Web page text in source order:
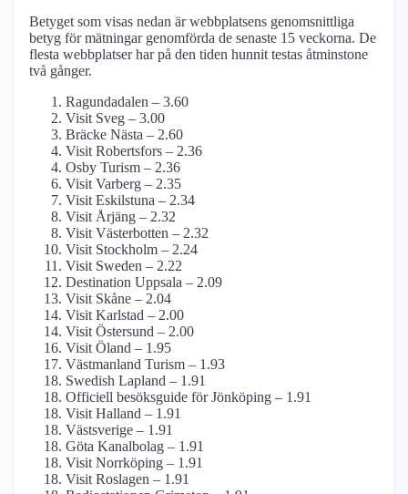
Betyget som visas nedan är webbplatsens genomsnittliga
betyg för mätningar genomförda de senaste 15 veckorna. De
flesta webbplatser har på den tiden hunnit testas åtminstone
två gånger.
Ragundadalen – 3.60
Visit Sveg – 3.00
Bräcke Nästa – 2.60
Visit Robertsfors – 2.36
Osby Turism – 2.36
Visit Varberg – 2.35
Visit Eskilstuna – 2.34
Visit Årjäng – 2.32
Visit Västerbotten – 2.32
Visit Stockholm – 2.24
Visit Sweden – 2.22
Destination Uppsala – 2.09
Visit Skåne – 2.04
Visit Karlstad – 2.00
Visit Östersund – 2.00
Visit Öland – 1.95
Västmanland Turism – 1.93
Swedish Lapland – 1.91
Officiell besöksguide för Jönköping – 1.91
Visit Halland – 1.91
Västsverige – 1.91
Göta Kanalbolag – 1.91
Visit Norrköping – 1.91
Visit Roslagen – 1.91